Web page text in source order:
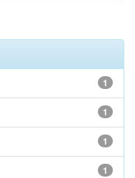
1
1
1
1